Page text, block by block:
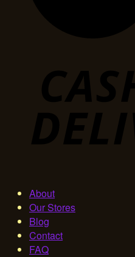
About
Our Stores
Blog
Contact
FAQ